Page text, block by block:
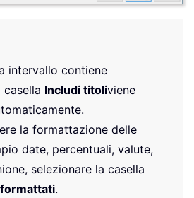
intervallo contiene
casella Includi titoliviene
la formattazione delle
date, percentuali, valute,
selezionare la casella
.